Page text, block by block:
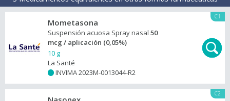
C1
Mometasona
Suspensión acuosa Spray nasal 50
mcg / aplicación (0,05%)
10 g
La Santé
INVIMA 2023M-0013044-R2
C2